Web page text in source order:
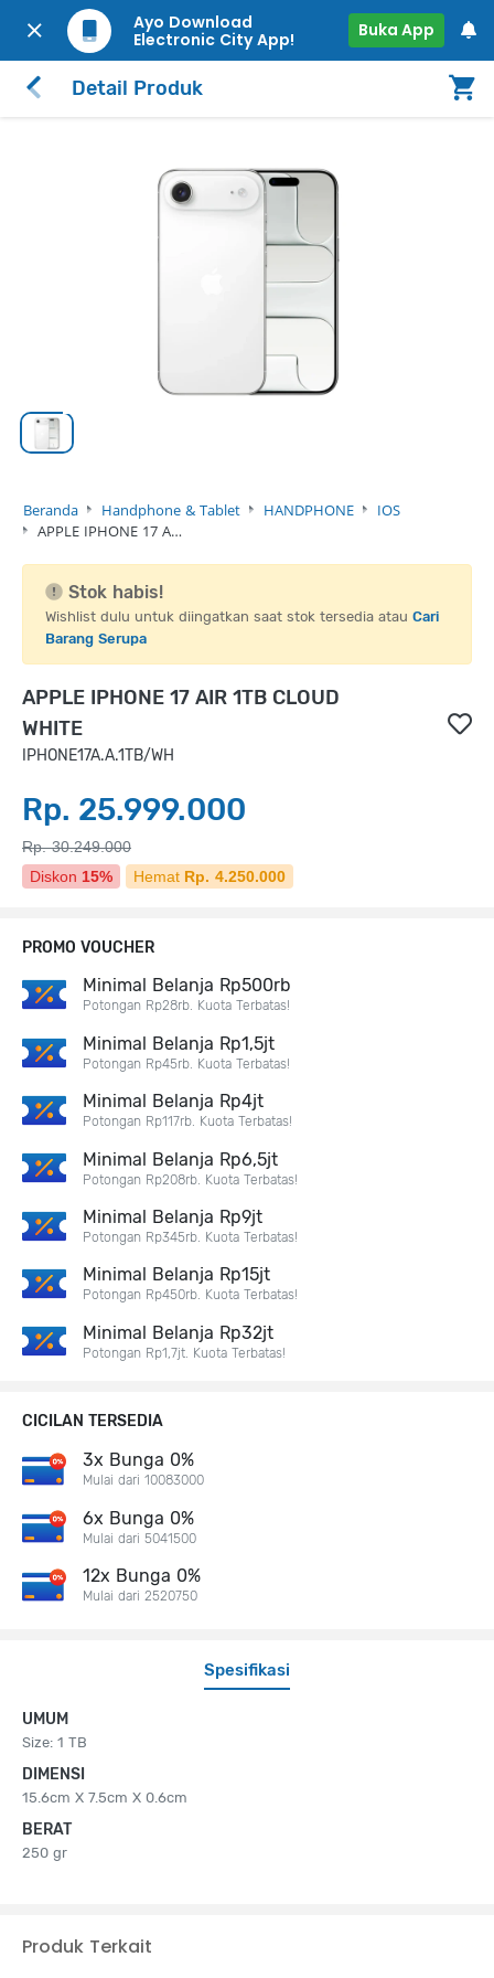
Ayo Download
Electronic City App!
Buka App
Detail Produk
Beranda Handphone & Tablet HANDPHONE
IOS
APPLE IPHONE 17 A…
Stok habis!
Wishlist dulu untuk diingatkan saat stok tersedia atau Cari
Barang Serupa
APPLE IPHONE 17 AIR 1TB CLOUD
WHITE
IPHONE17A.A.1TB/WH
Rp. 25.999.000
Rp. 30.249.000
Diskon 15% Hemat Rp. 4.250.000
Spesifikasi
UMUM
Size: 1 TB
DIMENSI
15.6cm X 7.5cm X 0.6cm
BERAT
250 gr
PROMO VOUCHER
Minimal Belanja Rp500rb
Potongan Rp28rb. Kuota Terbatas!
Minimal Belanja Rp1,5jt
Potongan Rp45rb. Kuota Terbatas!
Minimal Belanja Rp4jt
Potongan Rp117rb. Kuota Terbatas!
Minimal Belanja Rp6,5jt
Potongan Rp208rb. Kuota Terbatas!
Minimal Belanja Rp9jt
Potongan Rp345rb. Kuota Terbatas!
Minimal Belanja Rp15jt
Potongan Rp450rb. Kuota Terbatas!
Minimal Belanja Rp32jt
Potongan Rp1,7jt. Kuota Terbatas!
CICILAN TERSEDIA
3x Bunga 0%
Mulai dari 10083000
6x Bunga 0%
Mulai dari 5041500
12x Bunga 0%
Mulai dari 2520750
Produk Terkait